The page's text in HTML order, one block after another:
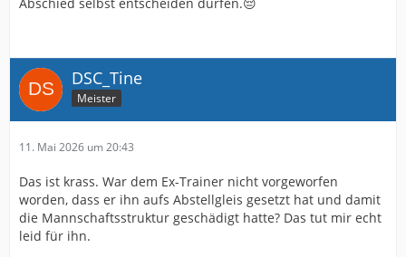
DSC_Tine
Meister
11. Mai 2026 um 20:43
Das ist krass. War dem Ex-Trainer nicht vorgeworfen
worden, dass er ihn aufs Abstellgleis gesetzt hat und damit
die Mannschaftsstruktur geschädigt hatte? Das tut mir echt
leid für ihn.